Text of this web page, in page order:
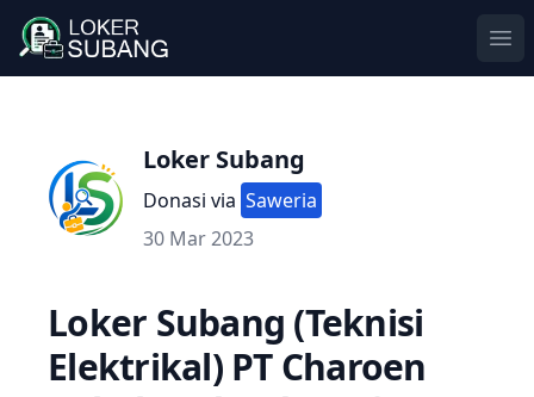
Loker Subang
Donasi via Saweria
30 Mar 2023
Loker Subang (Teknisi
Elektrikal) PT Charoen